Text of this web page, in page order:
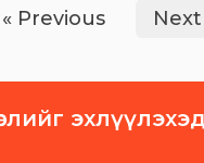
« Previous Next